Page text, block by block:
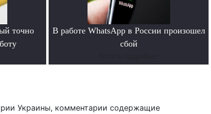
точно
В работе WhatsApp в России произошел
сбой
Украины, комментарии содержащие